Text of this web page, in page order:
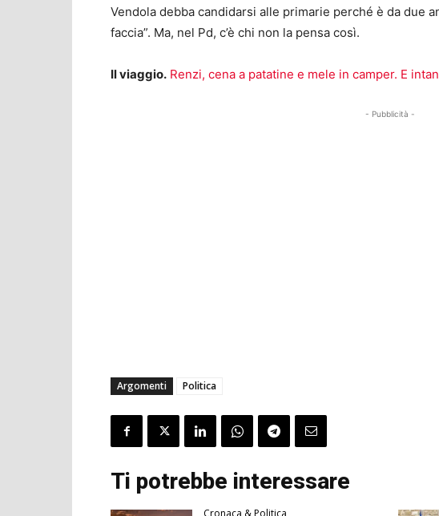
Vendola debba candidarsi alle primarie perché è da due
faccia”. Ma, nel Pd, c’è chi non la pensa così.
Il viaggio. Renzi, cena a patatine e mele in camper. E
- Pubblicità -
Argomenti Politica
Ti potrebbe interessare
Cronaca & Politica